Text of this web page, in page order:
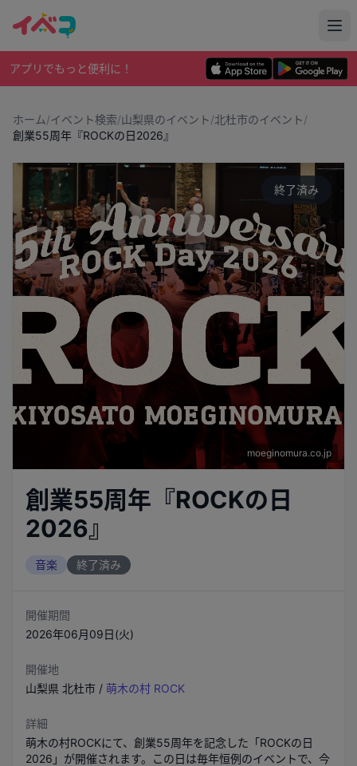
アプリでもっと便利に！
ホーム/イベント検索/山梨県のイベント/北杜市のイベント/
創業55周年『ROCKの日2026』
moeginomura.co.jp
終了済み
創業55周年『ROCKの日
2026』
音楽 終了済み
開催期間
2026年06月09日(火)
開催地
山梨県 北杜市 / 萌木の村 ROCK
詳細
萌木の村ROCKにて、創業55周年を記念した「ROCKの日
2026」が開催されます。この日は毎年恒例のイベントで、今